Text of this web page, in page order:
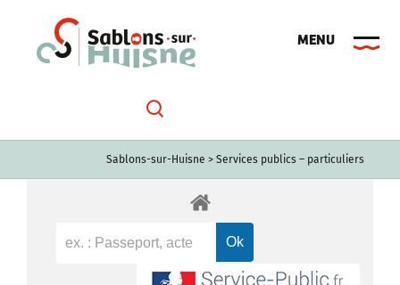
Sablons-sur-Huisne > Services publics – particuliers